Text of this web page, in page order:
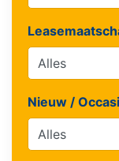
Nieuw /